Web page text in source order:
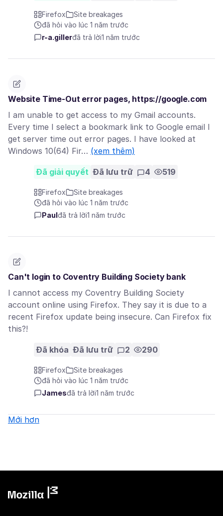
Firefox
Site breakages
đã hỏi vào lúc 1 năm trước
r-a.gillerđã trả lời1 năm trước
Website Time-Out error pages, https://google.com
I am unable to get access to my Gmail accounts.
Every time I select a bookmark link to Google email I
get server time out error pages. I have looked at
Windows 10(64) Fir… (xem thêm)
Đã giải quyết Đã lưu trữ 4 519
Firefox
Site breakages
đã hỏi vào lúc 1 năm trước
Paul đã trả lời1 năm trước
Can't login to Coventry Building Society bank
I cannot access my Coventry Building Society
account online using Firefox. They say it is due to a
recent Firefox update being insecure. Can Firefox fix
this?!
Đã khóa Đã lưu trữ 2 290
Firefox
Site breakages
đã hỏi vào lúc 1 năm trước
Jamesđã trả lời1 năm trước
Mới hơn